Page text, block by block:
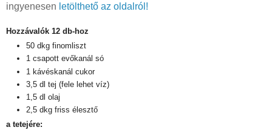
ingyenesen letölthető az oldalról!
Hozzávalók 12 db-hoz
50 dkg finomliszt
1 csapott evőkanál só
1 kávéskanál cukor
3,5 dl tej (fele lehet víz)
1,5 dl olaj
2,5 dkg friss élesztő
a tetejére: